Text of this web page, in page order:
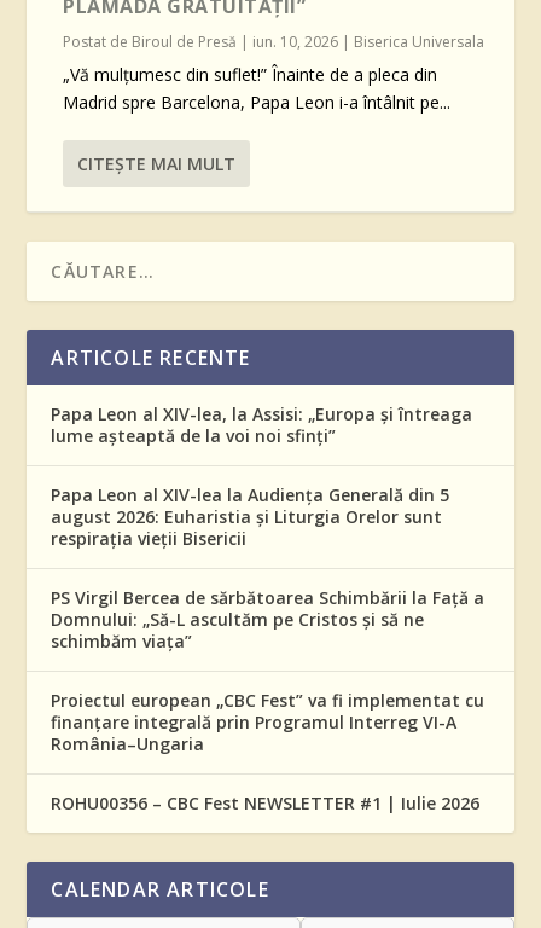
PLĂMADA GRATUITĂȚII”
Postat de Biroul de Presă | iun. 10, 2026 | Biserica Universala
„Vă mulțumesc din suflet!” Înainte de a pleca din
Madrid spre Barcelona, Papa Leon i-a întâlnit pe...
CITEŞTE MAI MULT
ARTICOLE RECENTE
Papa Leon al XIV-lea, la Assisi: „Europa și întreaga
lume așteaptă de la voi noi sfinți”
Papa Leon al XIV-lea la Audiența Generală din 5
august 2026: Euharistia și Liturgia Orelor sunt
respirația vieții Bisericii
PS Virgil Bercea de sărbătoarea Schimbării la Față a
Domnului: „Să-L ascultăm pe Cristos și să ne
schimbăm viața”
Proiectul european „CBC Fest” va fi implementat cu
finanțare integrală prin Programul Interreg VI-A
România–Ungaria
ROHU00356 – CBC Fest NEWSLETTER #1 | Iulie 2026
CALENDAR ARTICOLE